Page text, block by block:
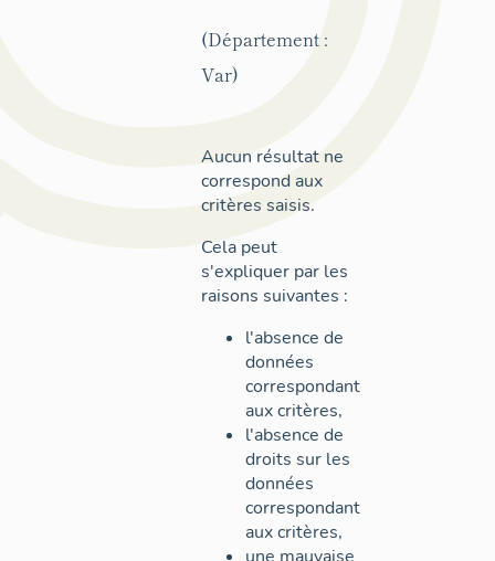
(Département :
Var)
Aucun résultat ne
correspond aux
critères saisis.
Cela peut
s'expliquer par les
raisons suivantes :
l'absence de
données
correspondant
aux critères,
l'absence de
droits sur les
données
correspondant
aux critères,